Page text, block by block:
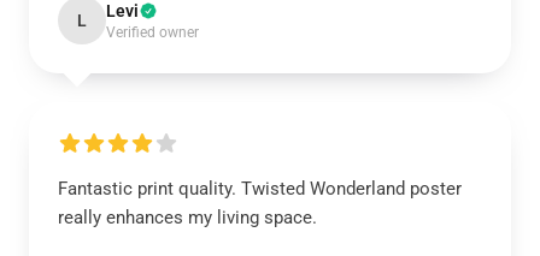
L Levi
Verified owner
Fantastic print quality. Twisted Wonderland poster
really enhances my living space.